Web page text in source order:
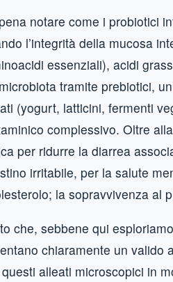
notare come i probiotici
l’integrità della mucosa
essenziali), acidi
tramite prebiotici,
(yogurt, latticini, fermenti
complessivo. Oltre
per ridurre la diarrea
irritabile, per la salute
la sopravvivenza al
che, sebbene qui
chiaramente un valido
alleati microscopici in